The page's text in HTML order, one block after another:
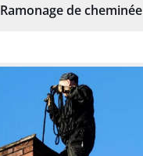
Ramonage de cheminée